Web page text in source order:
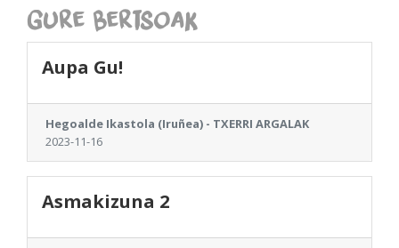
Gure Bertsoak
Aupa Gu!
Hegoalde Ikastola (Iruñea) - TXERRI ARGALAK
2023-11-16
Asmakizuna 2